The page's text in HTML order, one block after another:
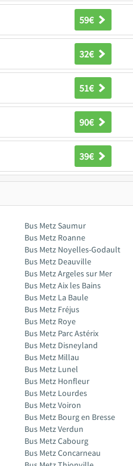
59€
32€
51€
90€
39€
Bus Metz Saumur
Bus Metz Roanne
Bus Metz Noyelles-Godault
Bus Metz Deauville
Bus Metz Argeles sur Mer
Bus Metz Aix les Bains
Bus Metz La Baule
Bus Metz Fréjus
Bus Metz Roye
Bus Metz Parc Astérix
Bus Metz Disneyland
Bus Metz Millau
Bus Metz Lunel
Bus Metz Honfleur
Bus Metz Lourdes
Bus Metz Voiron
Bus Metz Bourg en Bresse
Bus Metz Verdun
Bus Metz Cabourg
Bus Metz Concarneau